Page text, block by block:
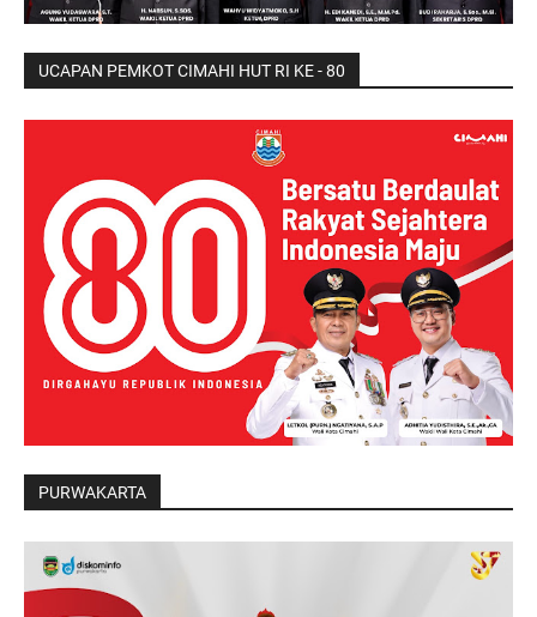
UCAPAN PEMKOT CIMAHI HUT RI KE - 80
PURWAKARTA